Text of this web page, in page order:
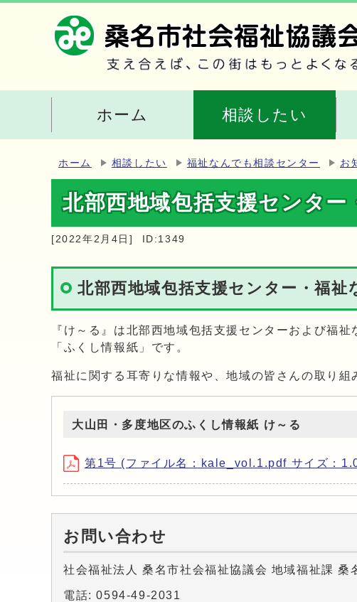
ホーム 相談したい
ホーム 相談したい 福祉なんでも相談センター お
北部西地域包括支援センター
[2022年2月4日] ID:1349
北部西地域包括支援センター・福
『け～る』は北部西地域包括支援センターおよび福
「ふくし情報紙」です。
福祉に関する耳寄りな情報や、地域の皆さんの取り
大山田・多度地区のふくし情報紙 け～る
第1号 (ファイル名：kale_vol.1.pdf サイズ：
お問い合わせ
社会福祉法人 桑名市社会福祉協議会 地域福祉課 桑
電話: 0594-49-2031